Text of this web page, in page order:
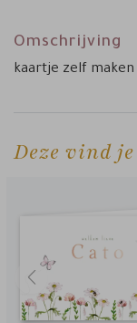
Omschrijving
kaartje zelf
Deze vind